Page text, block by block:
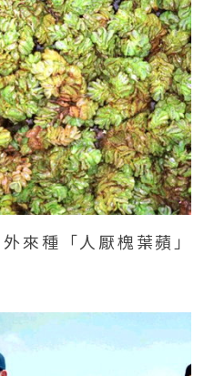
來種「人厭槐葉蘋」